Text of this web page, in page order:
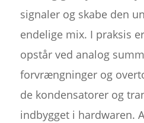
signaler og skabe den
endelige mix. I praksis
opstår ved analog
forvrængninger og
de kondensatorer og
indbygget i hardwaren.